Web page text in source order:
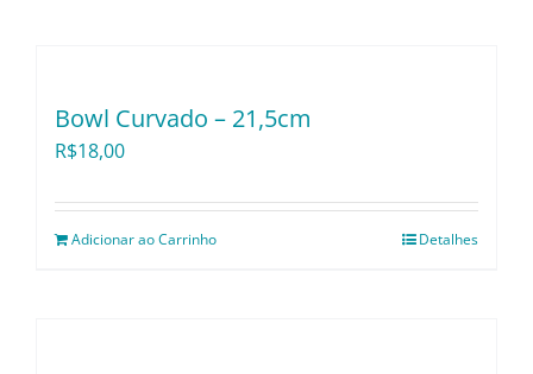
Bowl Curvado – 21,5cm
R$18,00
Adicionar ao Carrinho Detalhes